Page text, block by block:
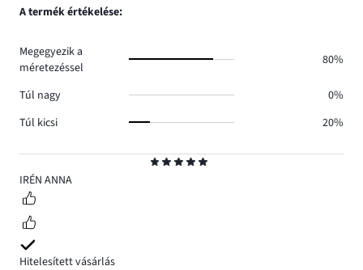
5
IRÉN ANNA
Hitelesített vásárlás
A termék értékelése:
Megegyezik a
méretezéssel
80%
Túl nagy
0%
Túl kicsi
20%